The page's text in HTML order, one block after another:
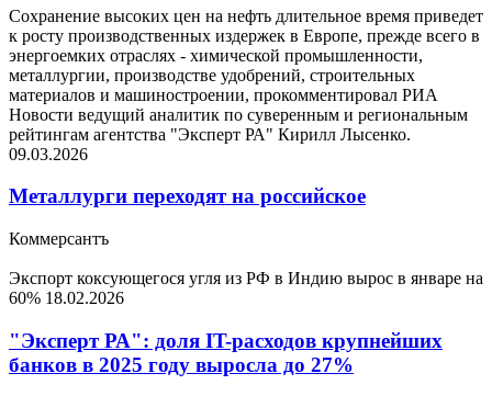
Сохранение высоких цен на нефть длительное время приведет
к росту производственных издержек в Европе, прежде всего в
энергоемких отраслях - химической промышленности,
металлургии, производстве удобрений, строительных
материалов и машиностроении, прокомментировал РИА
Новости ведущий аналитик по суверенным и региональным
рейтингам агентства "Эксперт РА" Кирилл Лысенко.
09.03.2026
Металлурги переходят на российское
Коммерсантъ
Экспорт коксующегося угля из РФ в Индию вырос в январе на
60% 18.02.2026
"Эксперт РА": доля IT-расходов крупнейших
банков в 2025 году выросла до 27%